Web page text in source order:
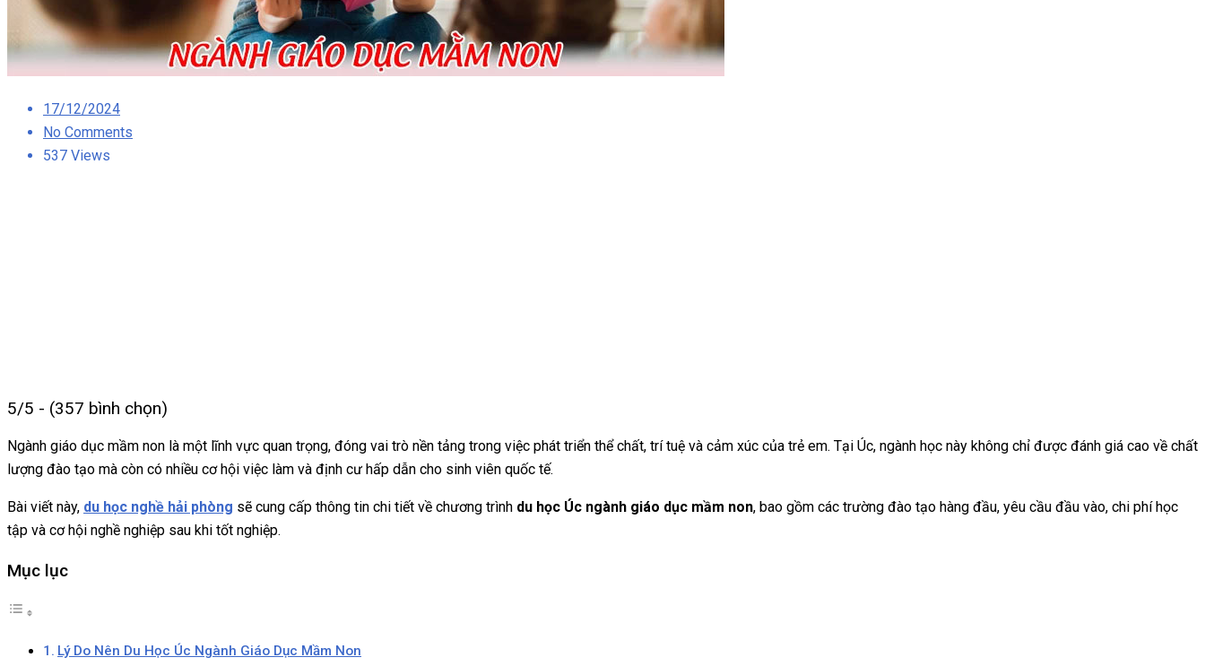
Posted
on
17/12/2024
No Comments
537 Views
5/5 - (357 bình chọn)
Ngành giáo dục mầm non là một lĩnh vực quan trọng, đóng vai trò nền tảng trong việc phát triển thể chất, trí tuệ và cảm xúc của trẻ em. Tại Úc, ngành học này không chỉ được đánh giá cao về chất
lượng đào tạo mà còn có nhiều cơ hội việc làm và định cư hấp dẫn cho sinh viên quốc tế.
Bài viết này, du học nghề hải phòng sẽ cung cấp thông tin chi tiết về chương trình du học Úc ngành giáo dục mầm non, bao gồm các trường đào tạo hàng đầu, yêu cầu đầu vào, chi phí học
tập và cơ hội nghề nghiệp sau khi tốt nghiệp.
Mục lục
Lý Do Nên Du Học Úc Ngành Giáo Dục Mầm Non